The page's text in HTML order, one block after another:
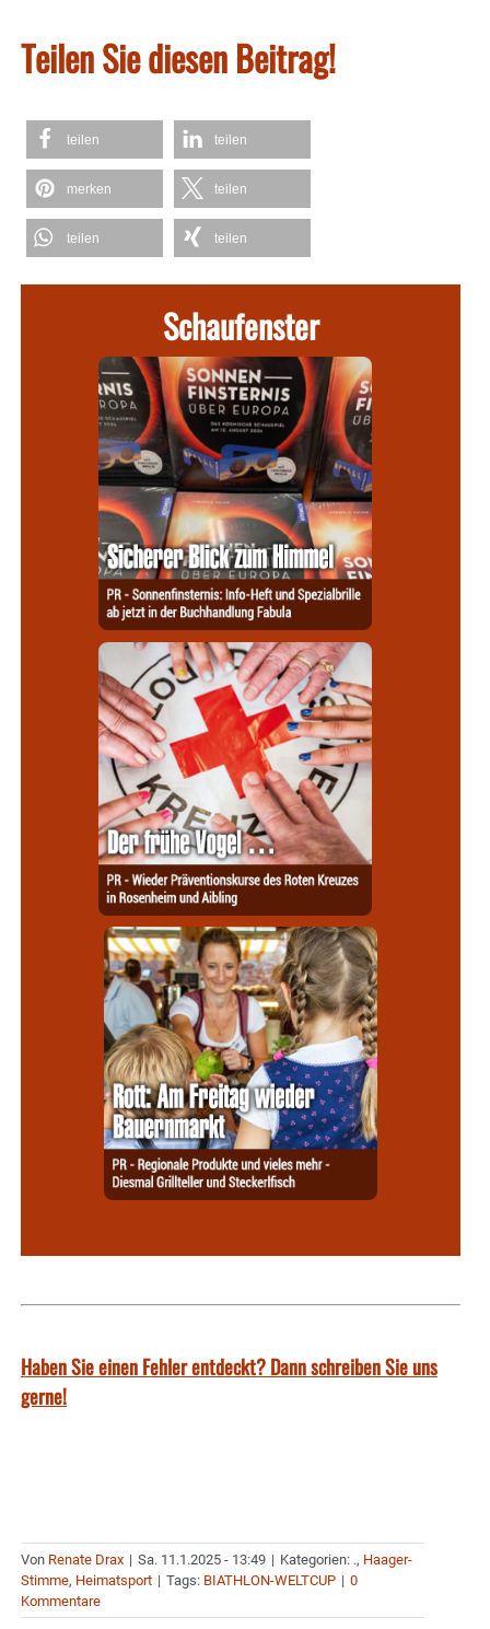
Teilen Sie diesen Beitrag!
teilen teilen
merken teilen
teilen teilen
Schaufenster
Haben Sie einen Fehler entdeckt? Dann schreiben Sie uns
gerne!
Von Renate Drax | Sa. 11.1.2025 - 13:49 | Kategorien: ., Haager-
Stimme, Heimatsport | Tags: BIATHLON-WELTCUP | 0
Kommentare